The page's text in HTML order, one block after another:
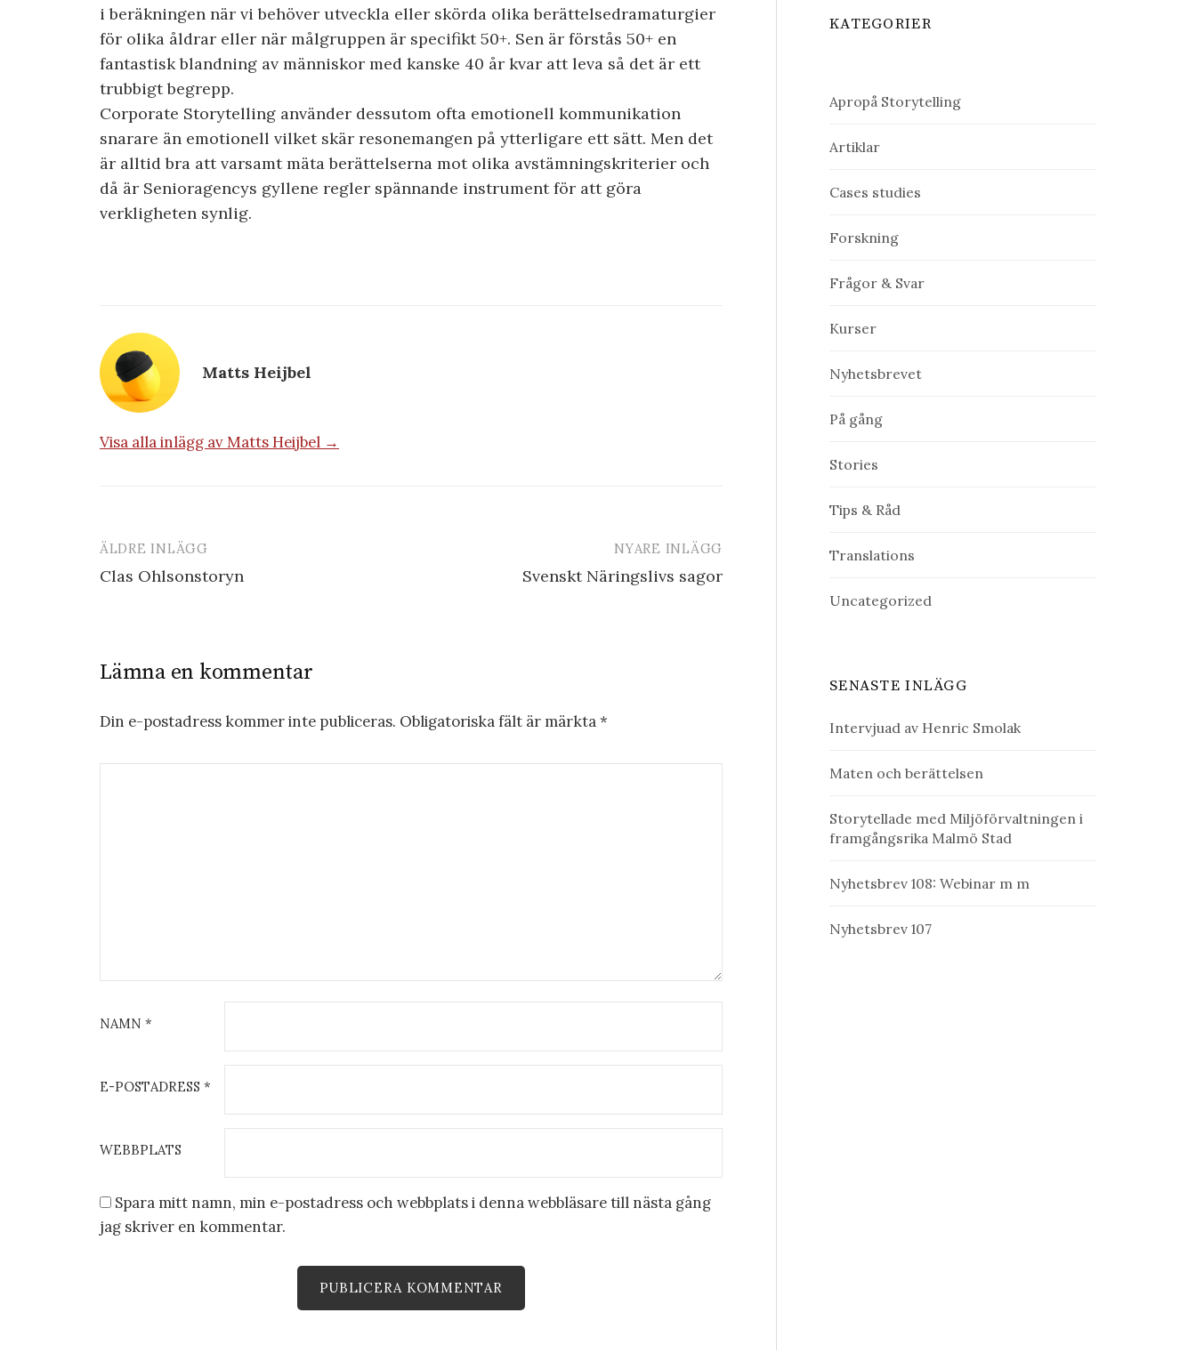
i beräkningen när vi behöver utveckla eller skörda olika berättelsedramaturgier
för olika åldrar eller när målgruppen är specifikt 50+. Sen är förstås 50+ en
fantastisk blandning av människor med kanske 40 år kvar att leva så det är ett
trubbigt begrepp.
Corporate Storytelling använder dessutom ofta emotionell kommunikation
snarare än emotionell vilket skär resonemangen på ytterligare ett sätt. Men det
är alltid bra att varsamt mäta berättelserna mot olika avstämningskriterier och
då är Senioragencys gyllene regler spännande instrument för att göra
verkligheten synlig.
Matts Heijbel
Visa alla inlägg av Matts Heijbel →
Inläggsnavigering
ÄLDRE INLÄGG
Clas Ohlsonstoryn
NYARE INLÄGG
Svenskt Näringslivs sagor
Lämna en kommentar
Din e-postadress kommer inte publiceras. Obligatoriska fält är märkta*
NAMN *
E-POSTADRESS *
WEBBPLATS
Spara mitt namn, min e-postadress och webbplats i denna webbläsare till nästa gång
jag skriver en kommentar.
KATEGORIER
Apropå Storytelling
Artiklar
Cases studies
Forskning
Frågor & Svar
Kurser
Nyhetsbrevet
På gång
Stories
Tips & Råd
Translations
Uncategorized
SENASTE INLÄGG
Intervjuad av Henric Smolak
Maten och berättelsen
Storytellade med Miljöförvaltningen i
framgångsrika Malmö Stad
Nyhetsbrev 108: Webinar m m
Nyhetsbrev 107